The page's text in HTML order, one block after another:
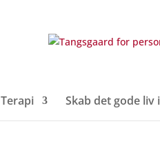
Terapi Skab det gode liv